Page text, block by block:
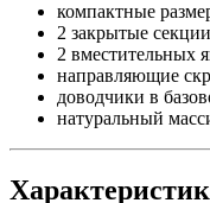
компактные
2 закрытые секции
2 вместительных
направляющие
доводчики в
натуральный